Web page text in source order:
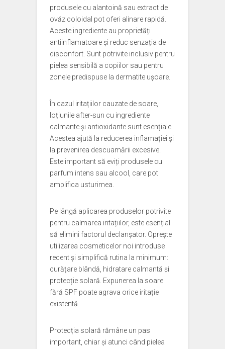
produsele cu alantoină sau extract de
ovăz coloidal pot oferi alinare rapidă.
Aceste ingrediente au proprietăți
antiinflamatoare și reduc senzația de
disconfort. Sunt potrivite inclusiv pentru
pielea sensibilă a copiilor sau pentru
zonele predispuse la dermatite ușoare.
În cazul iritațiilor cauzate de soare,
loțiunile after-sun cu ingrediente
calmante și antioxidante sunt esențiale.
Acestea ajută la reducerea inflamației și
la prevenirea descuamării excesive.
Este important să eviți produsele cu
parfum intens sau alcool, care pot
amplifica usturimea.
Pe lângă aplicarea produselor potrivite
pentru calmarea iritațiilor, este esențial
să elimini factorul declanșator. Oprește
utilizarea cosmeticelor noi introduse
recent și simplifică rutina la minimum:
curățare blândă, hidratare calmantă și
protecție solară. Expunerea la soare
fără SPF poate agrava orice iritație
existentă.
Protecția solară rămâne un pas
important, chiar și atunci când pielea